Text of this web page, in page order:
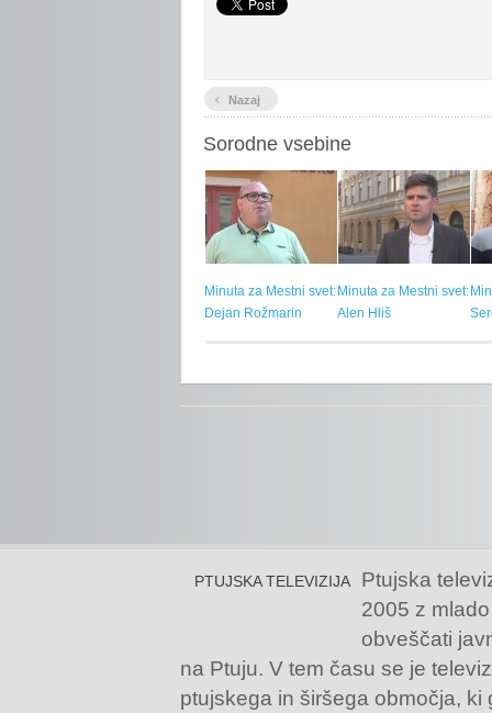
‹ Nazaj
Sorodne vsebine
Minuta za Mestni svet:
Dejan Rožmarin
Minuta za Mestni svet:
Alen Hliš
PTUJSKA TELEVIZIJA
Ptujska
2005 z
obveščati
na Ptuju. V tem času se je
ptujskega in širšega območja,